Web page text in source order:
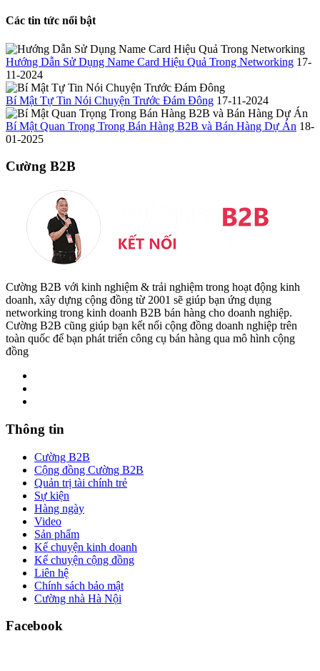
Các tin tức nổi bật
Hướng Dẫn Sử Dụng Name Card Hiệu Quả Trong Networking 17-
11-2024
Bí Mật Tự Tin Nói Chuyện Trước Đám Đông 17-11-2024
Bí Mật Quan Trọng Trong Bán Hàng B2B và Bán Hàng Dự Án 18-
01-2025
Cường B2B
Cường B2B với kinh nghiệm & trải nghiệm trong hoạt động kinh
doanh, xây dựng cộng đồng từ 2001 sẽ giúp bạn ứng dụng
networking trong kinh doanh B2B bán hàng cho doanh nghiệp.
Cường B2B cũng giúp bạn kết nối cộng đồng doanh nghiệp trên
toàn quốc để bạn phát triển công cụ bán hàng qua mô hình cộng
đồng
Thông tin
Cường B2B
Cộng đồng Cường B2B
Quản trị tài chính trẻ
Sự kiện
Hàng ngày
Video
Sản phẩm
Kể chuyện kinh doanh
Kể chuyện cộng đồng
Liên hệ
Chính sách bảo mật
Cường nhà Hà Nội
Facebook